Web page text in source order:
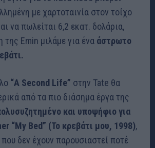
με χαρτοταινία στον τοίχο
να πωλείται 6,2 εκατ. δολάρια,
Emin μιλάμε για ένα άστρωτο
“A Second Life” στην Tate θα
από τα πιο διάσημα έργα της
και υποψήφιο για
“My Bed” (Το κρεβάτι μου, 1998),
δεν έχουν παρουσιαστεί ποτέ